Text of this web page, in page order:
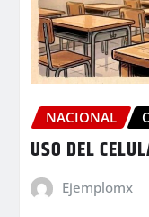
NACIONAL
USO DEL
Ejemplomx